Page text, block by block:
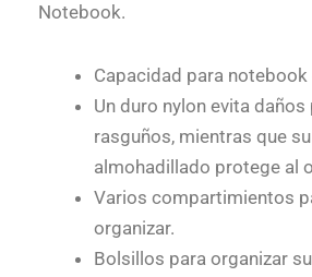
Notebook.
Capacidad para notebook
Un duro nylon evita
rasguños, mientras que
almohadillado protege al
Varios compartimientos
organizar.
Bolsillos para organizar